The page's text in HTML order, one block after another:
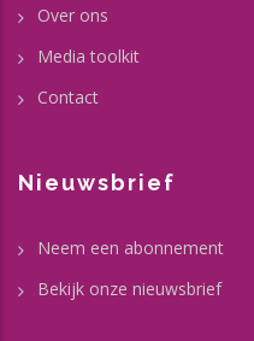
Over ons
Media toolkit
Contact
Nieuwsbrief
Neem een abonnement
Bekijk onze nieuwsbrief